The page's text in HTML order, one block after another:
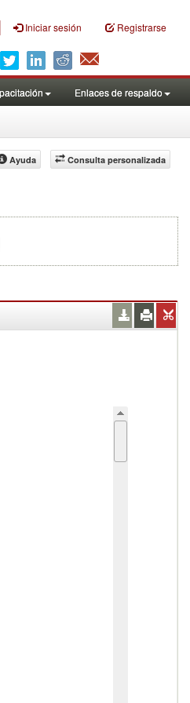
| Iniciar sesión Registrarse
Enlaces de respaldo
Consulta personalizada
Ayuda